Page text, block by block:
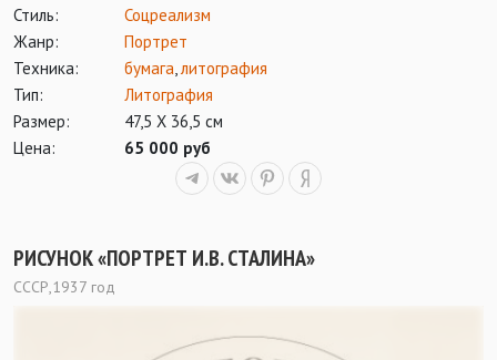
Стиль:
Соцреализм
Жанр:
Портрет
Техника:
бумага литография
Тип:
Литография
Размер:
47,5 Х 36,5 см
Цена:
65 000 руб
РИСУНОК «ПОРТРЕТ И.В. СТАЛИНА»
СССР,1937 год